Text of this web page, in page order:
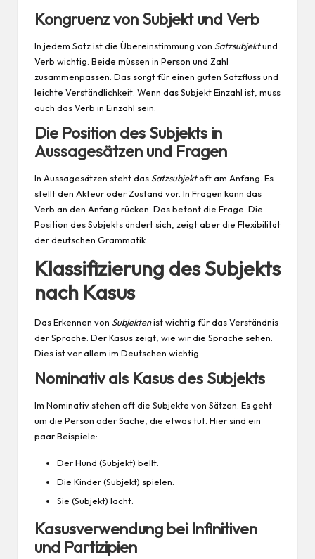
Kongruenz von Subjekt und Verb
In jedem Satz ist die Übereinstimmung von Satzsubjektund
Verb wichtig. Beide müssen in Person und Zahl
zusammenpassen. Das sorgt für einen guten Satzfluss und
leichte Verständlichkeit. Wenn das Subjekt Einzahl ist, muss
auch das Verb in Einzahl sein.
Die Position des Subjekts in
Aussagesätzen und Fragen
In Aussagesätzen steht das Satzsubjektoft am Anfang. Es
stellt den Akteur oder Zustand vor. In Fragen kann das
Verb an den Anfang rücken. Das betont die Frage. Die
Position des Subjekts ändert sich, zeigt aber die Flexibilität
der deutschen Grammatik.
Klassifizierung des Subjekts
nach Kasus
Das Erkennen von Subjektenist wichtig für das Verständnis
der Sprache. Der Kasus zeigt, wie wir die Sprache sehen.
Dies ist vor allem im Deutschen wichtig.
Nominativ als Kasus des Subjekts
Im Nominativ stehen oft die Subjekte von Sätzen. Es geht
um die Person oder Sache, die etwas tut. Hier sind ein
paar Beispiele:
DerHund (Subjekt) bellt.
Die Kinder(Subjekt) spielen.
Sie (Subjekt) lacht.
Kasusverwendung bei Infinitiven
und Partizipien